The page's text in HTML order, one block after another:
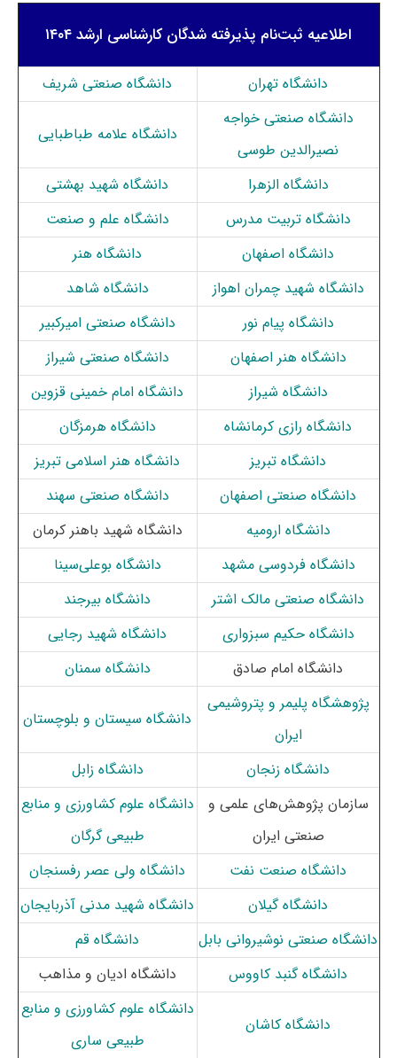
اطلاعیه ثبت‌نام پذیرفته شدگان کارشناسی ارشد ۱۴۰۴
دانشگاه تهران
دانشگاه صنعتی شریف
دانشگاه صنعتی خواجه
نصیرالدین طوسی
دانشگاه علامه طباطبایی
دانشگاه الزهرا
دانشگاه شهید بهشتی
دانشگاه تربیت مدرس
دانشگاه علم و صنعت
دانشگاه اصفهان
دانشگاه هنر
دانشگاه شهید چمران اهواز
دانشگاه شاهد
دانشگاه پیام نور
دانشگاه صنعتی امیرکبیر
دانشگاه هنر اصفهان
دانشگاه صنعتی شیراز
دانشگاه شیراز
دانشگاه امام خمینی قزوین
دانشگاه رازی کرمانشاه
دانشگاه هرمزگان
دانشگاه تبریز
دانشگاه هنر اسلامی تبریز
دانشگاه صنعتی اصفهان
دانشگاه صنعتی سهند
دانشگاه ارومیه
دانشگاه شهید باهنر کرمان
دانشگاه فردوسی مشهد
دانشگاه بوعلی‌سینا
دانشگاه صنعتی مالک اشتر
دانشگاه بیرجند
دانشگاه حکیم سبزواری
دانشگاه شهید رجایی
دانشگاه امام صادق
دانشگاه سمنان
پژوهشگاه پلیمر و پتروشیمی
ایران
دانشگاه سیستان و بلوچستان
دانشگاه زنجان
دانشگاه زابل
سازمان پژوهش‌های علمی و
صنعتی ایران
دانشگاه علوم کشاورزی و منابع
طبیعی گرگان
دانشگاه صنعت نفت
دانشگاه ولی عصر رفسنجان
دانشگاه گیلان
دانشگاه شهید مدنی آذربایجان
دانشگاه صنعتی نوشیروانی بابل
دانشگاه قم
دانشگاه گنبد کاووس
دانشگاه ادیان و مذاهب
دانشگاه کاشان
دانشگاه علوم کشاورزی و منابع
طبیعی ساری